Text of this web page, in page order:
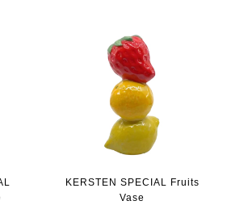
KERSTEN SPECIAL Fruits
Vase